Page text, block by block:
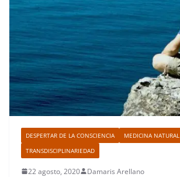
DESPERTAR DE LA CONSCIENCIA
MEDICINA NATURAL
TRANSDISCIPLINARIEDAD
22 agosto, 2020 Damaris Arellano